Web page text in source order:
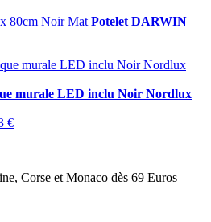
Potelet DARWIN
murale LED inclu Noir Nordlux
€
Corse et Monaco dès 69 Euros